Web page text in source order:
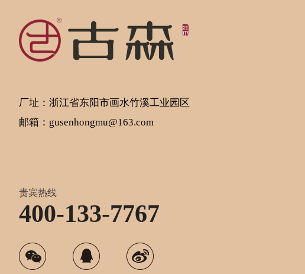
厂址：浙江省东阳市画水竹溪工业园区
邮箱：gusenhongmu@163.com
贵宾热线
400-133-7767